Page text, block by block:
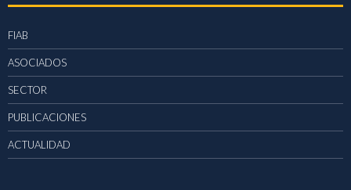
FIAB
ASOCIADOS
SECTOR
PUBLICACIONES
ACTUALIDAD